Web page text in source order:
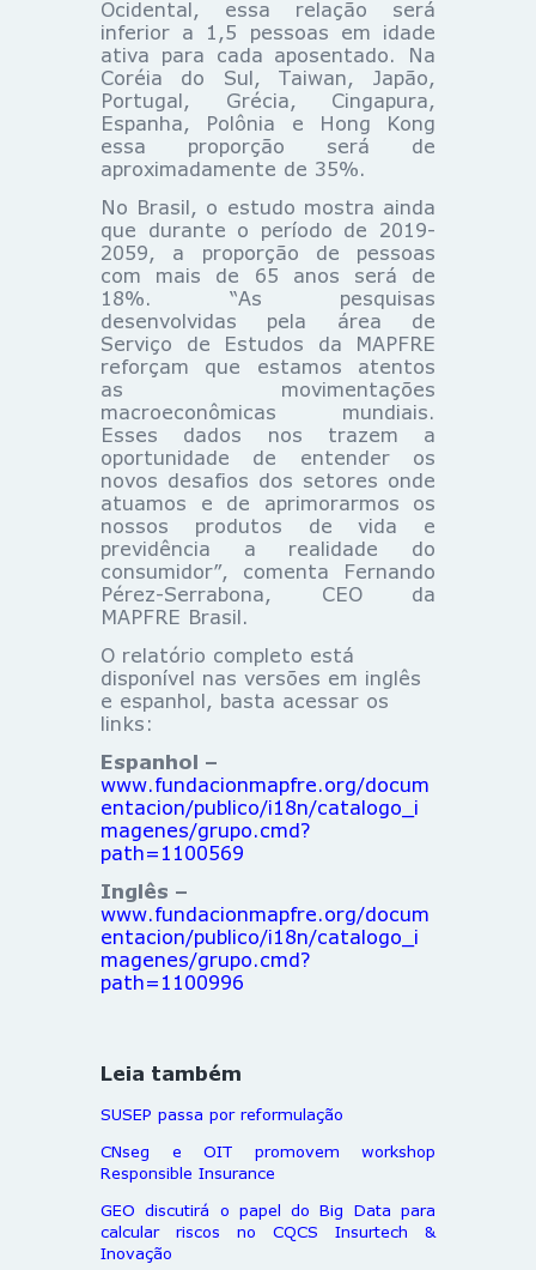
Ocidental, essa relação será
inferior a 1,5 pessoas em idade
ativa para cada aposentado. Na
Coréia do Sul, Taiwan, Japão,
Portugal, Grécia, Cingapura,
Espanha, Polônia e Hong Kong
essa proporção será de
aproximadamente de 35%.
No Brasil, o estudo mostra ainda
que durante o período de 2019-
2059, a proporção de pessoas
com mais de 65 anos será de
18%. “As pesquisas
desenvolvidas pela área de
Serviço de Estudos da MAPFRE
reforçam que estamos atentos
as movimentações
macroeconômicas mundiais.
Esses dados nos trazem a
oportunidade de entender os
novos desafios dos setores onde
atuamos e de aprimorarmos os
nossos produtos de vida e
previdência a realidade do
consumidor”, comenta Fernando
Pérez-Serrabona, CEO da
MAPFRE Brasil.
O relatório completo está
disponível nas versões em inglês
e espanhol, basta acessar os
links:
Espanhol –
www.fundacionmapfre.org/docum
entacion/publico/i18n/catalogo_i
magenes/grupo.cmd?
path=1100569
Inglês –
www.fundacionmapfre.org/docum
entacion/publico/i18n/catalogo_i
magenes/grupo.cmd?
path=1100996
Leia também
SUSEP passa por reformulação
CNseg e OIT promovem workshop
Responsible Insurance
GEO discutirá o papel do Big Data para
calcular riscos no CQCS Insurtech &
Inovação